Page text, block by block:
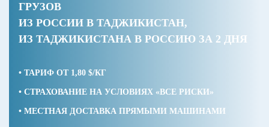
ГРУЗОВ
ИЗ РОССИИ В ТАДЖИКИСТАН,
ИЗ ТАДЖИКИСТАНА В РОССИЮ ЗА 2 ДНЯ
• ТАРИФ ОТ 1,80 $/КГ
• СТРАХОВАНИЕ НА УСЛОВИЯХ «ВСЕ РИСКИ»
• МЕСТНАЯ ДОСТАВКА ПРЯМЫМИ МАШИНАМИ